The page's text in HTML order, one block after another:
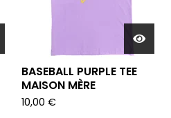
BASEBALL PURPLE TEE
MAISON MÈRE
10,00 €